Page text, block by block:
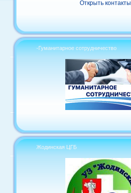
Открыть контакты
-Гуманитарное сотрудничество
Жодинская ЦГБ